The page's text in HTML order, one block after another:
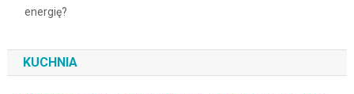
energię?
KUCHNIA